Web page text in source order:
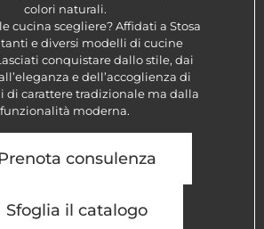
colori naturali.
cucina scegliere? Affidati a Stosa
tanti e diversi modelli di cucine
conquistare dallo stile, dai
e dell’accoglienza di
di carattere tradizionale ma dalla
funzionalità moderna.
Prenota consulenza
Sfoglia il catalogo